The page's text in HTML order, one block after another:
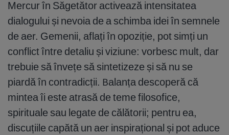
Mercur în Săgetător activează intensitatea
dialogului și nevoia de a schimba idei în semnele
de aer. Gemenii, aflați în opoziție, pot simți un
conflict între detaliu și viziune: vorbesc mult, dar
trebuie să învețe să sintetizeze și să nu se
piardă în contradicții. Balanța descoperă că
mintea îi este atrasă de teme filosofice,
spirituale sau legate de călătorii; pentru ea,
discuțiile capătă un aer inspirațional și pot aduce